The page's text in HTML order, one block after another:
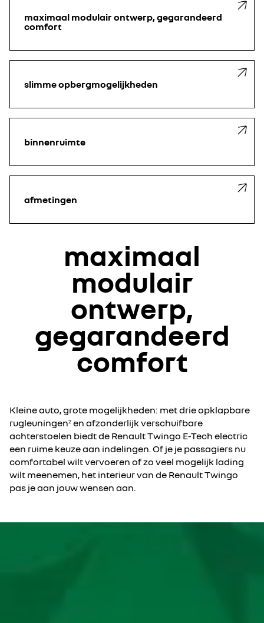
maximaal modulair ontwerp, gegarandeerd
comfort
slimme opbergmogelijkheden
binnenruimte
afmetingen
maximaal
modulair
ontwerp,
gegarandeerd
comfort
Kleine auto, grote mogelijkheden: met drie opklapbare
rugleuningen2 en afzonderlijk verschuifbare
achterstoelen biedt de Renault Twingo E-Tech electric
een ruime keuze aan indelingen. Of je je passagiers nu
comfortabel wilt vervoeren of zo veel mogelijk lading
wilt meenemen, het interieur van de Renault Twingo
pas je aan jouw wensen aan.